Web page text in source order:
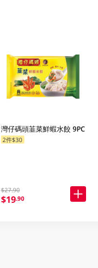
灣仔碼頭韮菜鮮蝦水餃 9PC
2件$30
$27.90
$19.90